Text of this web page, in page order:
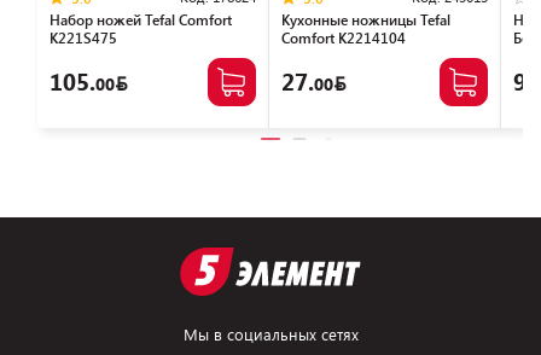
Набор ножей Tefal Сomfort
K221S475
105.00
Кухонные ножницы Tefal
Comfort K2214104
27.00
Мы в социальных сетях